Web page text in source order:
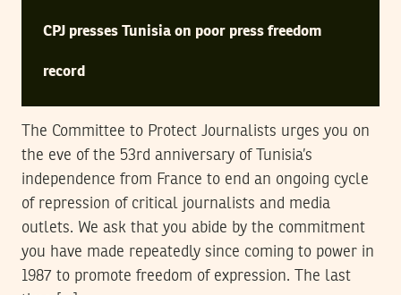
CPJ presses Tunisia on poor press freedom
record
The Committee to Protect Journalists urges you on
the eve of the 53rd anniversary of Tunisia’s
independence from France to end an ongoing cycle
of repression of critical journalists and media
outlets. We ask that you abide by the commitment
you have made repeatedly since coming to power in
1987 to promote freedom of expression. The last